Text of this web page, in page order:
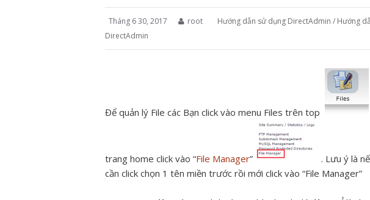
Tháng 6 30, 2017 root Hướng dẫn sử dụng DirectAdmin / Hướng
DirectAdmin
Để quản lý File các Bạn click vào menu Files trên top
trang home click vào “File Manager”
. Lưu ý là
cần click chọn 1 tên miền trước rồi mới click vào “File Manager”